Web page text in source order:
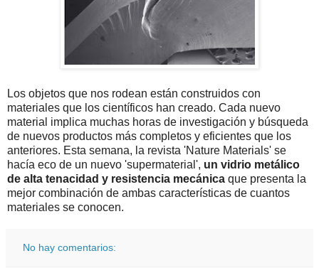
Los objetos que nos rodean están construidos con
materiales que los científicos han creado. Cada nuevo
material implica muchas horas de investigación y búsqueda
de nuevos productos más completos y eficientes que los
anteriores. Esta semana, la revista 'Nature Materials' se
hacía eco de un nuevo 'supermaterial', un vidrio metálico
de alta tenacidad y resistencia mecánica que presenta la
mejor combinación de ambas características de cuantos
materiales se conocen.
No hay comentarios: